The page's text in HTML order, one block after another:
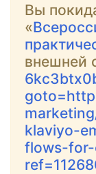
Вы
«
внешней
klaviyo-
flows-for-